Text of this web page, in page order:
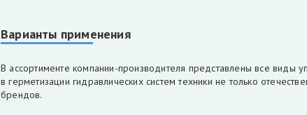
Варианты применения
В ассортименте компании-производителя представлены все виды
в герметизации гидравлических систем техники не только
брендов.